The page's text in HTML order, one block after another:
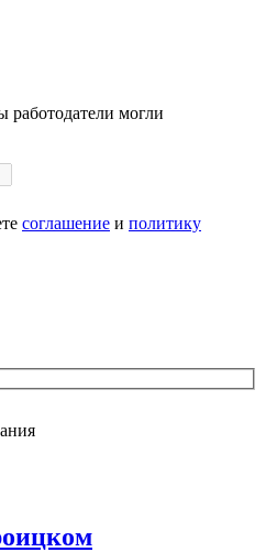
могли
соглашение и политику